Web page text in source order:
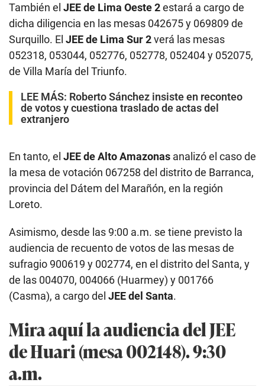
También el JEE de Lima Oeste 2estará a cargo de
dicha diligencia en las mesas 042675 y 069809 de
Surquillo. El JEE de Lima Sur 2verá las mesas
052318, 053044, 052776, 052778, 052404 y 052075,
de Villa María del Triunfo.
LEE MÁS: Roberto Sánchez insiste en reconteo
de votos y cuestiona traslado de actas del
extranjero
En tanto, el JEE de Alto Amazonas analizó el caso de
la mesa de votación 067258 del distrito de Barranca,
provincia del Dátem del Marañón, en la región
Loreto.
Asimismo, desde las 9:00 a.m. se tiene previsto la
audiencia de recuento de votos de las mesas de
sufragio 900619 y 002774, en el distrito del Santa, y
de las 004070, 004066 (Huarmey) y 001766
(Casma), a cargo del JEE del Santa.
Mira aquí la audiencia del JEE
de Huari (mesa 002148). 9:30
a.m.